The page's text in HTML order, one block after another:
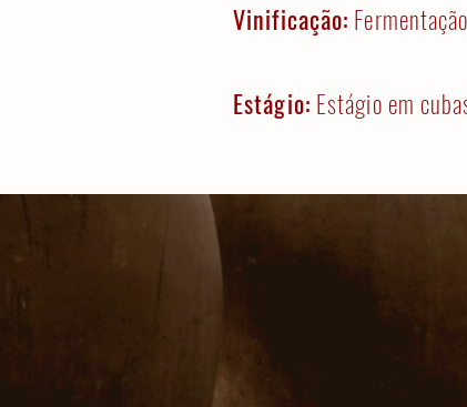
Vinificação:
Estágio: Estágio em